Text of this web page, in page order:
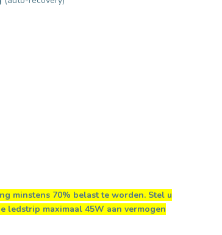
minstens 70% belast te worden. Stel u
ledstrip maximaal 45W aan vermogen